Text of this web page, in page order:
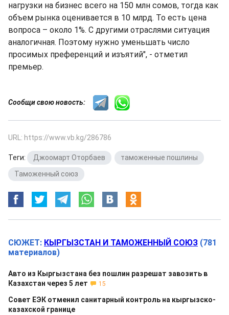
нагрузки на бизнес всего на 150 млн сомов, тогда как
объем рынка оценивается в 10 млрд. То есть цена
вопроса – около 1%. С другими отраслями ситуация
аналогичная. Поэтому нужно уменьшать число
просимых преференций и изъятий", - отметил
премьер.
Сообщи свою новость:
URL: https://www.vb.kg/286786
Теги: Джоомарт Оторбаев таможенные пошлины
Таможенный союз
СЮЖЕТ: КЫРГЫЗСТАН И ТАМОЖЕННЫЙ СОЮЗ (781
материалов)
Авто из Кыргызстана без пошлин разрешат завозить в
Казахстан через 5 лет
15
Совет ЕЭК отменил санитарный контроль на кыргызско-
казахской границе